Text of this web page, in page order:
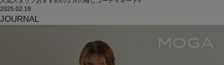
2025.02.19
JOURNAL